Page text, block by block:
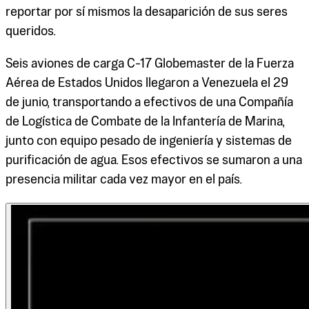
reportar por sí mismos la desaparición de sus seres
queridos.
Seis aviones de carga C-17 Globemaster de la Fuerza
Aérea de Estados Unidos llegaron a Venezuela el 29
de junio, transportando a efectivos de una Compañía
de Logística de Combate de la Infantería de Marina,
junto con equipo pesado de ingeniería y sistemas de
purificación de agua. Esos efectivos se sumaron a una
presencia militar cada vez mayor en el país.